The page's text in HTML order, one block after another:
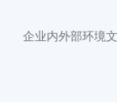
企业内外部环境